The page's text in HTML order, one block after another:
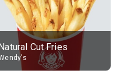
Cut Fries